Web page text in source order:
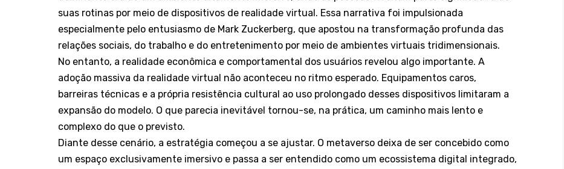
suas rotinas por meio de dispositivos de realidade virtual. Essa narrativa foi impulsionada
especialmente pelo entusiasmo de Mark Zuckerberg, que apostou na transformação profunda das
relações sociais, do trabalho e do entretenimento por meio de ambientes virtuais tridimensionais.
No entanto, a realidade econômica e comportamental dos usuários revelou algo importante. A
adoção massiva da realidade virtual não aconteceu no ritmo esperado. Equipamentos caros,
barreiras técnicas e a própria resistência cultural ao uso prolongado desses dispositivos limitaram a
expansão do modelo. O que parecia inevitável tornou-se, na prática, um caminho mais lento e
complexo do que o previsto.
Diante desse cenário, a estratégia começou a se ajustar. O metaverso deixa de ser concebido como
um espaço exclusivamente imersivo e passa a ser entendido como um ecossistema digital integrado,